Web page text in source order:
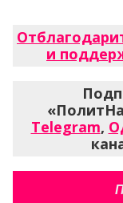
и
Telegram,